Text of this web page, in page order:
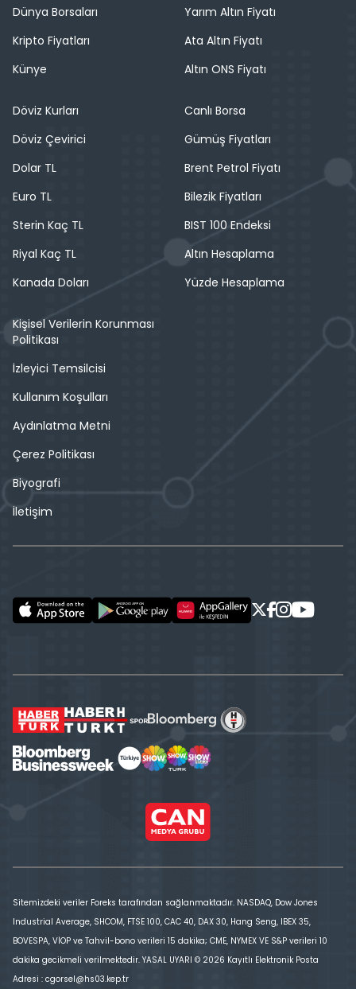
Dünya Borsaları
Kripto Fiyatları
Künye
Yarım Altın Fiyatı
Ata Altın Fiyatı
Altın ONS Fiyatı
Döviz Kurları
Döviz Çevirici
Dolar TL
Euro TL
Sterin Kaç TL
Riyal Kaç TL
Kanada Doları
Canlı Borsa
Gümüş Fiyatları
Brent Petrol Fiyatı
Bilezik Fiyatları
BIST 100 Endeksi
Altın Hesaplama
Yüzde Hesaplama
Kişisel Verilerin Korunması
Politikası
İzleyici Temsilcisi
Kullanım Koşulları
Aydınlatma Metni
Çerez Politikası
Biyografi
İletişim
Sitemizdeki veriler Foreks tarafından sağlanmaktadır. NASDAQ, Dow Jones
Industrial Average, SHCOM, FTSE 100, CAC 40, DAX 30, Hang Seng, IBEX 35,
BOVESPA, VİOP ve Tahvil-bono verileri 15 dakika; CME, NYMEX VE S&P verileri 10
dakika gecikmeli verilmektedir. YASAL UYARI © 2026 Kayıtlı Elektronik Posta
Adresi : cgorsel@hs03.kep.tr